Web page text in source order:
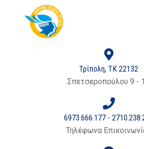
Τρίπολη, ΤΚ 22132
Σπετσεροπούλου 9 -
6973.666.177 -
Τηλέφωνα